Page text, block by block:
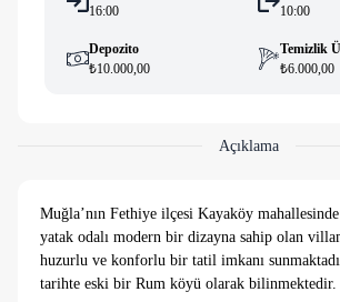
16:00
10:00
Depozito
₺10.000,00
Temizlik
₺6.000,00
Açıklama
Muğla’nın Fethiye ilçesi Kayaköy
yatak odalı modern bir dizayna sahip olan
huzurlu ve konforlu bir tatil imkanı
tarihte eski bir Rum köyü olarak bilinmektedir.